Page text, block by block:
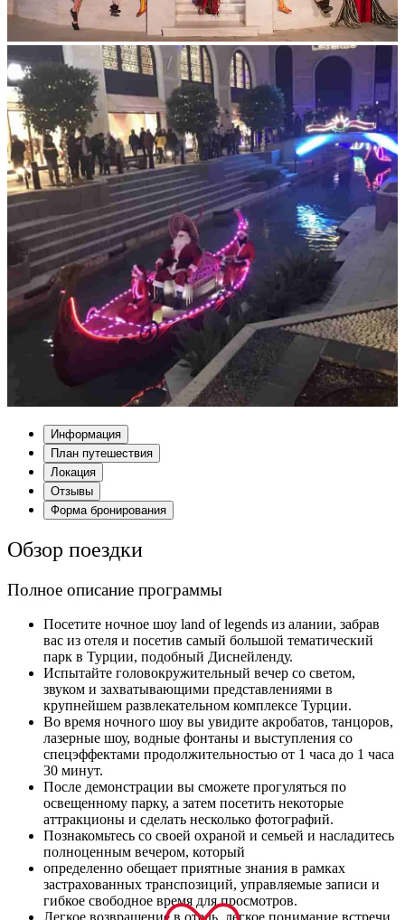
Информация
План путешествия
Локация
Отзывы
Форма бронирования
Обзор поездки
Полное описание программы
Посетите ночное шоу land of legends из алании, забрав
вас из отеля и посетив самый большой тематический
парк в Турции, подобный Диснейленду.
Испытайте головокружительный вечер со светом,
звуком и захватывающими представлениями в
крупнейшем развлекательном комплексе Турции.
Во время ночного шоу вы увидите акробатов, танцоров,
лазерные шоу, водные фонтаны и выступления со
спецэффектами продолжительностью от 1 часа до 1 часа
30 минут.
После демонстрации вы сможете прогуляться по
освещенному парку, а затем посетить некоторые
аттракционы и сделать несколько фотографий.
Познакомьтесь со своей охраной и семьей и насладитесь
полноценным вечером, который
определенно обещает приятные знания в рамках
застрахованных транспозиций, управляемые записи и
гибкое свободное время для просмотров.